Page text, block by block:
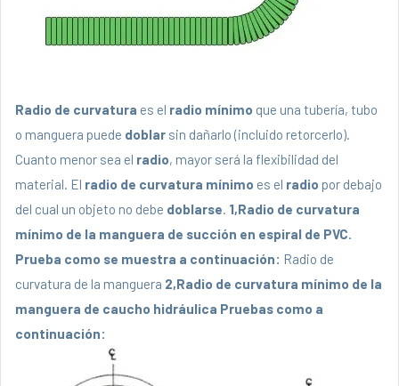
Radio de curvatura es el radio mínimo que una tubería, tubo
o manguera puede doblar sin dañarlo (incluido retorcerlo).
Cuanto menor sea el radio, mayor será la flexibilidad del
material. El radio de curvatura mínimo es el radio por debajo
del cual un objeto no debe doblarse. 1,Radio de curvatura
mínimo de la manguera de succión en espiral de PVC.
Prueba como se muestra a continuación: Radio de
curvatura de la manguera 2,Radio de curvatura mínimo de la
manguera de caucho hidráulica Pruebas como a
continuación: